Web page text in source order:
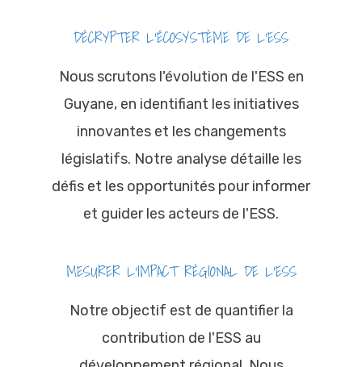
DÉCRYPTER L'ÉCOSYSTÈME DE L'ESS
Nous scrutons l'évolution de l'ESS en
Guyane, en identifiant les initiatives
innovantes et les changements
législatifs. Notre analyse détaille les
défis et les opportunités pour informer
et guider les acteurs de l'ESS.
MESURER L'IMPACT RÉGIONAL DE L'ESS
Notre objectif est de quantifier la
contribution de l'ESS au